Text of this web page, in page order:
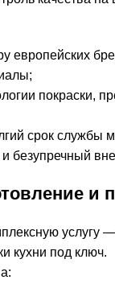
европейских
покраски,
срок службы
безупречный
и
услугу —
кухни под ключ.